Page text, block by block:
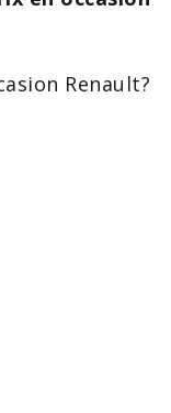
Renault?